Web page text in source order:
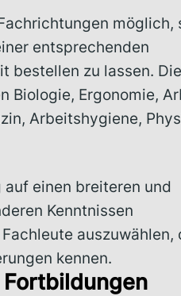
möglich,
entsprechenden
bestellen zu lassen.
Biologie, Ergonomie,
Arbeitshygiene,
einen breiteren und
Kenntnissen
auszuwählen,
kennen.